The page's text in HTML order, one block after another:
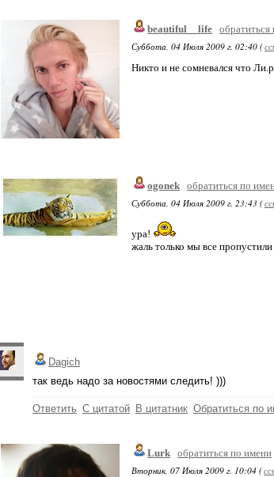
beautiful__life
Суббота, 04 Июля 2009 г. 02:40 (
Никто и не сомневался что
ogonek обратиться по
Суббота, 04 Июля 2009 г. 23:43 (
ура!
жаль только мы все пропустили
Dagich
так ведь надо за новостями следить! )))
Ответить С цитатой В цитатник Обратиться по
Lurk обратиться по имени
Вторник, 07 Июля 2009 г. 10:04 (